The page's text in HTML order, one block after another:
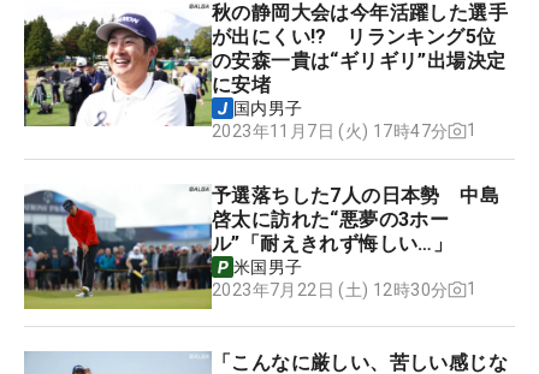
秋の静岡大会は今年活躍した選手
が出にくい!? リランキング5位
の安森一貴は“ギリギリ”出場決定
に安堵
国内男子
2023年11月7日 (火) 17時47分
1
予選落ちした7人の日本勢 中島
啓太に訪れた“悪夢の3ホー
ル”「耐えきれず悔しい…」
米国男子
2023年7月22日 (土) 12時30分
1
「こんなに厳しい、苦しい感じな